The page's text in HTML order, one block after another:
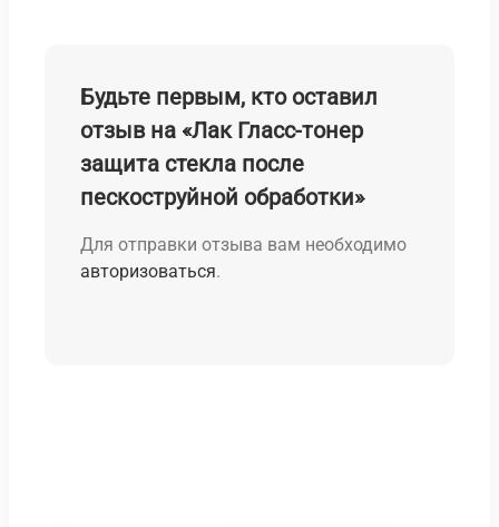
Будьте первым, кто оставил
отзыв на «Лак Гласс-тонер
защита стекла после
пескоструйной обработки»
Для отправки отзыва вам необходимо
авторизоваться.